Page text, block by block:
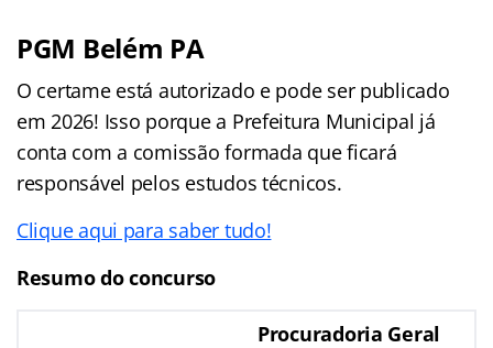
PGM Belém PA
O certame está autorizado e pode ser publicado
em 2026! Isso porque a Prefeitura Municipal já
conta com a comissão formada que ficará
responsável pelos estudos técnicos.
Clique aqui para saber tudo!
Resumo do concurso
Procuradoria Geral